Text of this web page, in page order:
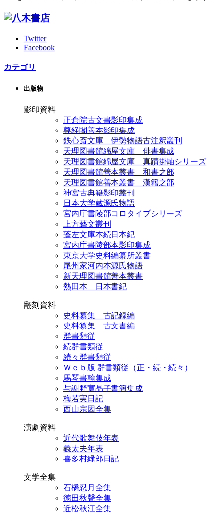
Twitter
Facebook
カテゴリ
出版物
影印資料
正倉院古文書影印集成
尊経閣善本影印集成
鉄心斎文庫 伊勢物語古注釈叢刊
天理図書館綿屋文庫 俳書集成
天理図書館綿屋文庫 真蹟掛軸シリーズ
天理図書館善本叢書 和書之部
天理図書館善本叢書 漢籍之部
神宮古典籍影印叢刊
日本大学蔵源氏物語
宮内庁書陵部コロタイプシリーズ
上方藝文叢刊
蓬左文庫本続日本紀
宮内庁書陵部本影印集成
東京大学史料編纂所叢書
尾州家河内本源氏物語
新天理図書館善本叢書
熱田本 日本書紀
翻刻資料
史料纂集 古記録編
史料纂集 古文書編
群書類従
続群書類従
続々群書類従
Ｗｅｂ版 群書類従（正・続・続々）
馬琴書翰集成
与謝野寛晶子書簡集成
梅若実日記
西山宗因全集
演劇資料
近代歌舞伎年表
義太夫年表
喜多村緑郎日記
文学全集
石橋忍月全集
徳田秋聲全集
近松秋江全集